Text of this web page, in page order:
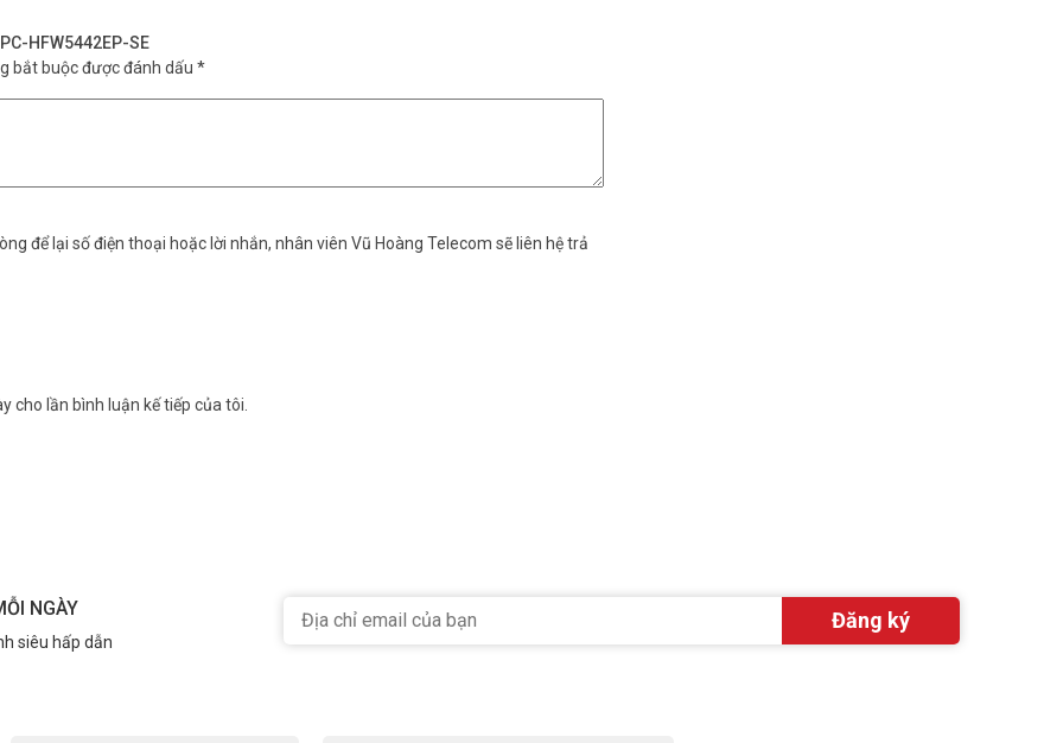
HFW5442EP-SE
bắt buộc được đánh dấu *
để lại số điện thoại hoặc lời nhắn, nhân viên Vũ Hoàng Telecom sẽ liên hệ trả
cho lần bình luận kế tiếp của tôi.
NGÀY
siêu hấp dẫn